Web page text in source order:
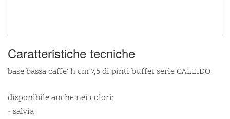
Caratteristiche tecniche
base bassa caffe' h cm 7,5 di pinti buffet serie CALEIDO
disponibile anche nei colori:
- salvia